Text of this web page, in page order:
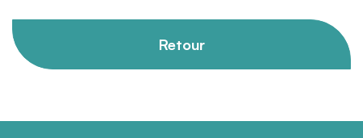
Retour